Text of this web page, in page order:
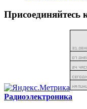
Присоединяйтесь
Радиоэлектроника